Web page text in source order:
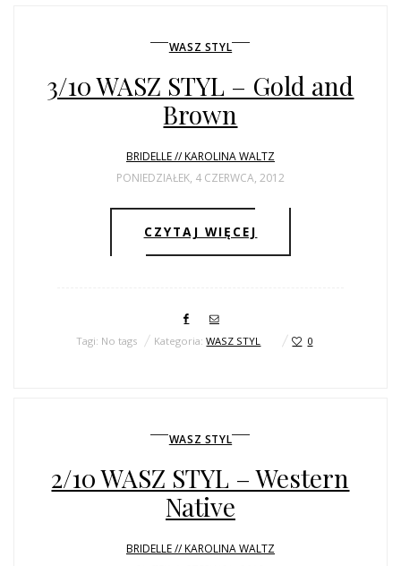
WASZ STYL
3/10 WASZ STYL – Gold and
Brown
BRIDELLE // KAROLINA WALTZ
PONIEDZIAŁEK, 4 CZERWCA, 2012
CZYTAJ WIĘCEJ
Tagi: No tags Kategoria:WASZ STYL 0
WASZ STYL
2/10 WASZ STYL – Western
Native
BRIDELLE // KAROLINA WALTZ